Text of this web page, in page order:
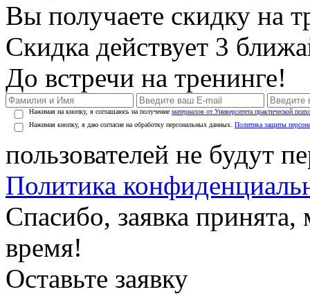
Вы получаете скидку на
Скидка действует 3
До встречи на тренинге!
Нажимая на кнопку, я соглашаюсь на получение материалов от Университета практической
Нажимая кнопку, я даю согласие на обработку персональных данных. Политика защиты
пользователей не будут
Политика
Спасибо, заявка
время!
Оставьте заявку